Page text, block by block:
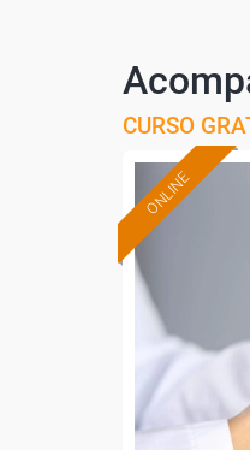
CURSO
ONLINE